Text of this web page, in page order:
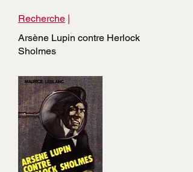
Recherche |
Arsène Lupin contre Herlock
Sholmes